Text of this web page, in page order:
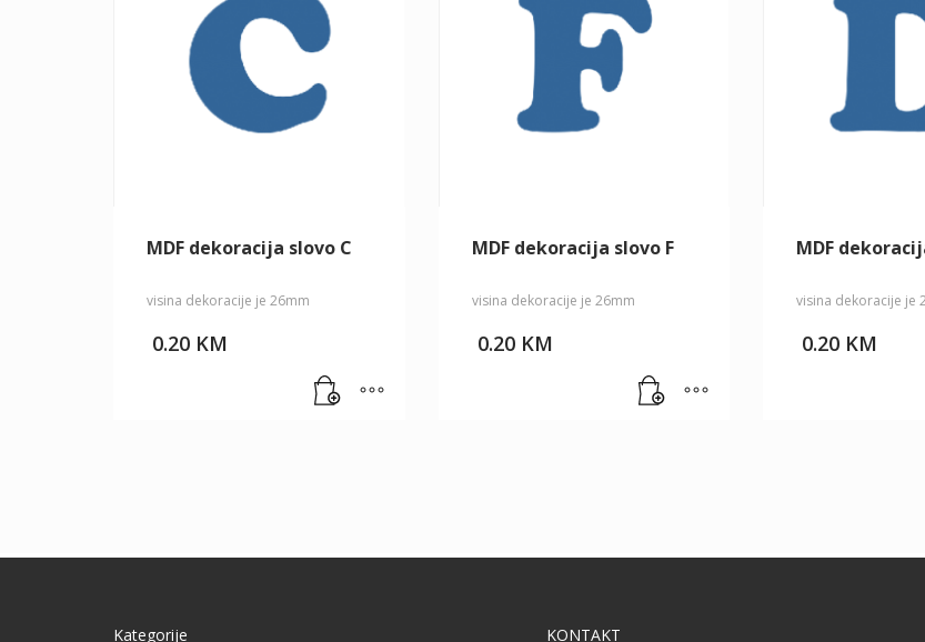
MDF dekoracija slovo C
visina dekoracije je 26mm
0.20 KM
MDF dekoracija slovo F
visina dekoracije je 26mm
0.20 KM
MDF
visina dekoracije je
0.20 KM
Kategorije KONTAKT